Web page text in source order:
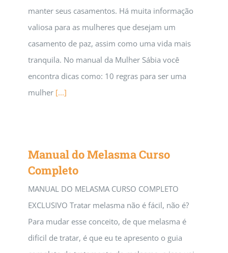
manter seus casamentos. Há muita informação
valiosa para as mulheres que desejam um
casamento de paz, assim como uma vida mais
tranquila. No manual da Mulher Sábia você
encontra dicas como: 10 regras para ser uma
mulher [...]
Manual do Melasma Curso
Completo
MANUAL DO MELASMA CURSO COMPLETO
EXCLUSIVO Tratar melasma não é fácil, não é?
Para mudar esse conceito, de que melasma é
difícil de tratar, é que eu te apresento o guia